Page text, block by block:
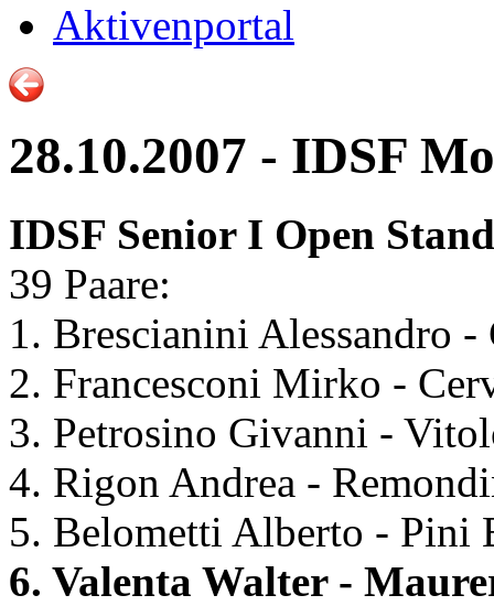
Aktivenportal
28.10.2007 - IDSF
IDSF Senior I Open
39 Paare:
1. Brescianini Alessandro
2. Francesconi Mirko -
3. Petrosino Givanni -
4. Rigon Andrea -
5. Belometti Alberto - Pini
6. Valenta Walter -